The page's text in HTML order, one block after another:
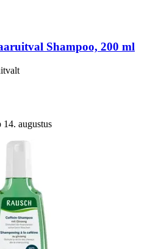
Shampoo, 200 ml
augustus